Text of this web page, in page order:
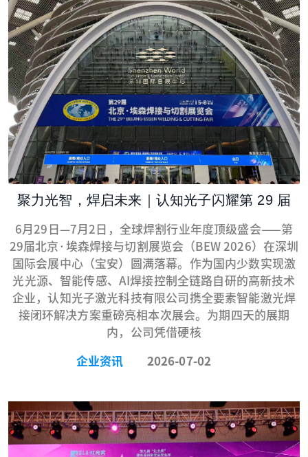
聚力光智，焊启未来｜认知光子闪耀第 29 届
埃森焊接展
6月29日—7月2日，全球焊割行业年度顶级盛会——第
29届北京·埃森焊接与切割展览会（BEW 2026）在深圳
国际会展中心（宝安）圆满落幕。作为国内少数实现激
光光源、智能传感、AI焊接控制全链路自研的高新技术
企业，认知光子激光科技有限公司携全要素智能激光焊
接闭环解决方案重磅亮相本次展会。为期四天的展期
内，公司凭借硬核
企业资讯 2026-07-02